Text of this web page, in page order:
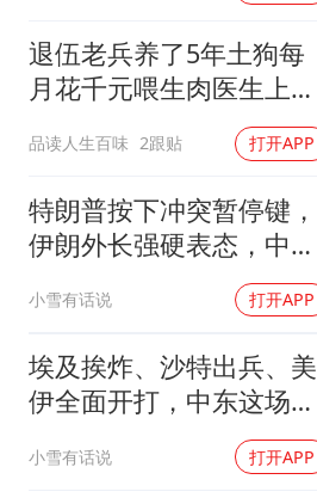
退伍老兵养了5年土狗每
月花千元喂生肉医生上门
品读人生百味 2跟贴 打开APP
特朗普按下冲突暂停键，
伊朗外长强硬表态，中东
局势为何骤然生变？
小雪有话说 打开APP
埃及挨炸、沙特出兵、美
伊全面开打，中东这场仗
把所有人都拖下水了
小雪有话说 打开APP